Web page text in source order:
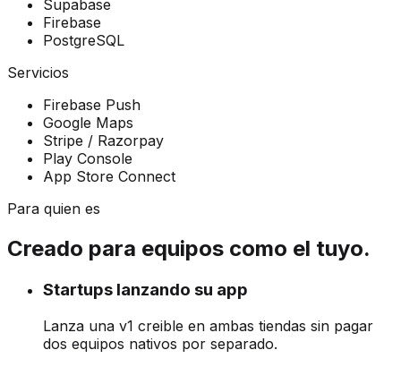
Supabase
Firebase
PostgreSQL
Servicios
Firebase Push
Google Maps
Stripe / Razorpay
Play Console
App Store Connect
Para quien es
Creado para equipos como el tuyo.
Startups lanzando su app
Lanza una v1 creible en ambas tiendas sin pagar
dos equipos nativos por separado.